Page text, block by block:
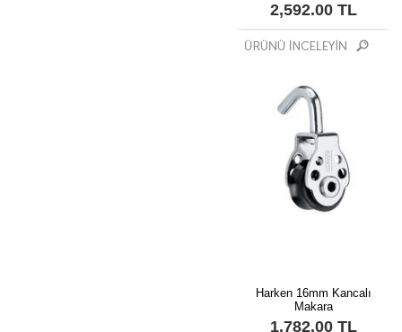
2,592.00 TL
Harken 16mm Kancalı
Makara
1,782.00 TL